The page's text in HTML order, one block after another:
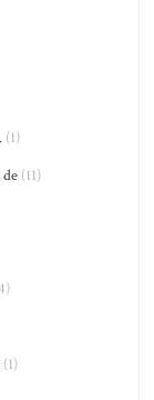
(1)
(11)
(1)